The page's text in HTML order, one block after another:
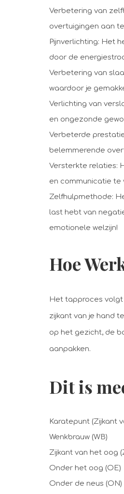
Verbetering van
overtuigingen aan
Pijnverlichting: Het
door de
Verbetering van
waardoor je
Verlichting van
en ongezonde
Verbeterde
belemmerende
Versterkte relaties:
en communicatie te
Zelfhulpmethode:
last hebt van
emotionele welzijn!
Hoe
Het tapproces
zijkant van je hand
op het gezicht, de
aanpakken.
Dit is
Karatepunt (Zijkant
Wenkbrauw (WB)
Zijkant van het oog
Onder het oog (OE)
Onder de neus (ON)